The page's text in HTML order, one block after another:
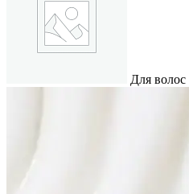
Для волос